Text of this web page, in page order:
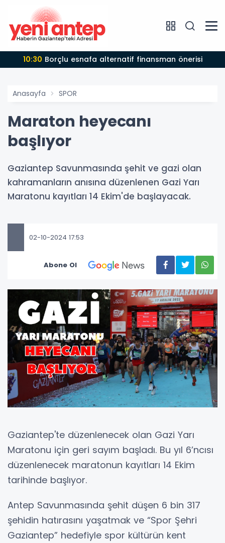
10:30 Borçlu esnafa alternatif finansman önerisi
Anasayfa SPOR
Maraton heyecanı
başlıyor
Gaziantep Savunmasında şehit ve gazi olan
kahramanların anısına düzenlenen Gazi Yarı
Maratonu kayıtları 14 Ekim'de başlayacak.
02-10-2024 17:53
Abone Ol
Gaziantep'te düzenlenecek olan Gazi Yarı
Maratonu için geri sayım başladı. Bu yıl 6’ncısı
düzenlenecek maratonun kayıtları 14 Ekim
tarihinde başlıyor.
Antep Savunmasında şehit düşen 6 bin 317
şehidin hatırasını yaşatmak ve “Spor Şehri
Gaziantep” hedefiyle spor kültürün kent